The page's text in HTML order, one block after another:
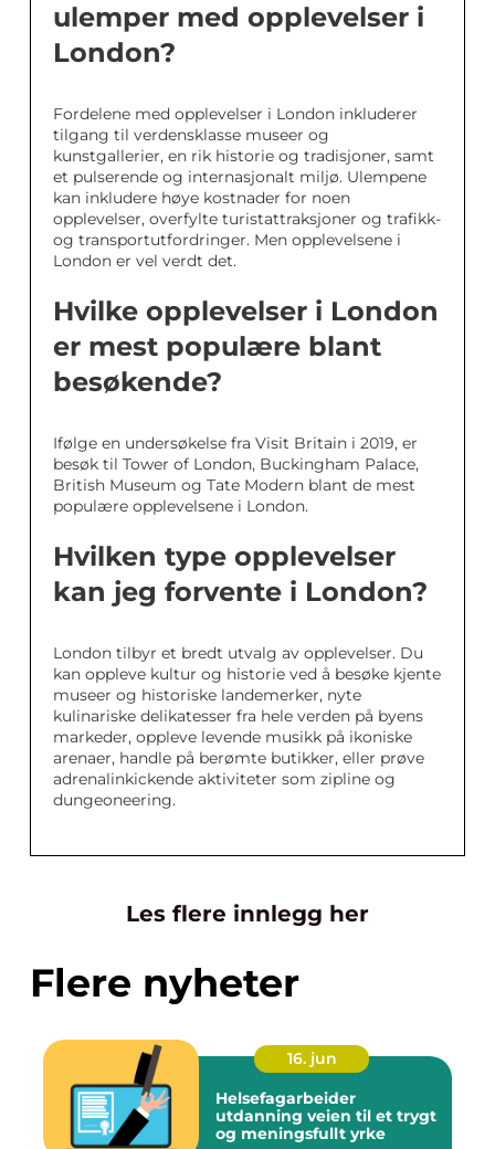
ulemper med opplevelser i
London?
Fordelene med opplevelser i London inkluderer
tilgang til verdensklasse museer og
kunstgallerier, en rik historie og tradisjoner, samt
et pulserende og internasjonalt miljø. Ulempene
kan inkludere høye kostnader for noen
opplevelser, overfylte turistattraksjoner og trafikk-
og transportutfordringer. Men opplevelsene i
London er vel verdt det.
Hvilke opplevelser i London
er mest populære blant
besøkende?
Ifølge en undersøkelse fra Visit Britain i 2019, er
besøk til Tower of London, Buckingham Palace,
British Museum og Tate Modern blant de mest
populære opplevelsene i London.
Hvilken type opplevelser
kan jeg forvente i London?
London tilbyr et bredt utvalg av opplevelser. Du
kan oppleve kultur og historie ved å besøke kjente
museer og historiske landemerker, nyte
kulinariske delikatesser fra hele verden på byens
markeder, oppleve levende musikk på ikoniske
arenaer, handle på berømte butikker, eller prøve
adrenalinkickende aktiviteter som zipline og
dungeoneering.
Les flere innlegg her
Flere nyheter
16. jun
Helsefagarbeider
utdanning veien til et trygt
og meningsfullt yrke